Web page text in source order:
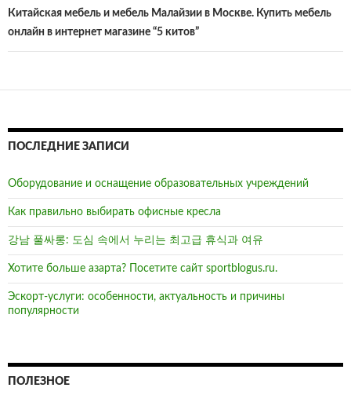
Китайская мебель и мебель Малайзии в Москве. Купить мебель
онлайн в интернет магазине “5 китов”
ПОСЛЕДНИЕ ЗАПИСИ
Оборудование и оснащение образовательных учреждений
Как правильно выбирать офисные кресла
강남 풀싸롱: 도심 속에서 누리는 최고급 휴식과 여유
Хотите больше азарта? Посетите сайт sportblogus.ru.
Эскорт-услуги: особенности, актуальность и причины
популярности
ПОЛЕЗНОЕ